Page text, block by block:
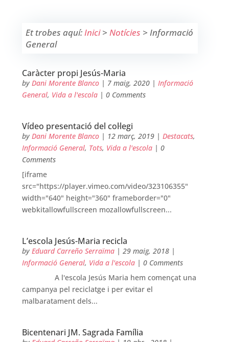
Et trobes aquí:Inici> Notícies > Informació
General
Caràcter propi Jesús-Maria
by Dani Morente Blanco | 7 maig, 2020 | Informació
General, Vida a l'escola | 0 Comments
Vídeo presentació del col·legi
by Dani Morente Blanco | 12 març, 2019 | Destacats,
Informació General, Tots, Vida a l'escola | 0
Comments
[iframe
src="https://player.vimeo.com/video/323106355"
width="640" height="360" frameborder="0"
webkitallowfullscreen mozallowfullscreen...
L’escola Jesús-Maria recicla
by Eduard Carreño Serraïma | 29 maig, 2018 |
Informació General, Vida a l'escola | 0 Comments
A l'escola Jesús Maria hem començat una
campanya pel reciclatge i per evitar el
malbaratament dels...
Bicentenari JM. Sagrada Família